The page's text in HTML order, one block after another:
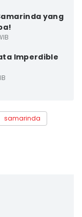
yang
Imperdible
samarinda